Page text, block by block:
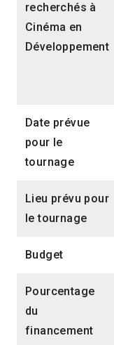
recherchés à
Cinéma en
Développement
Date prévue
pour le
tournage
Lieu prévu pour
le tournage
Budget
Pourcentage
du
financement